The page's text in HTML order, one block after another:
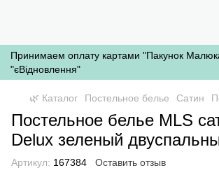
Принимаем оплату картами "Пакунок
"єВідновлення"
🌿 Каталог Постельное белье Сатин
Постельное белье MLS
Delux зеленый
Артикул: 167384 Оставить отзыв